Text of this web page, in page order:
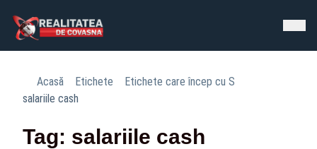
Acasă Etichete
Etichete care încep cu S
salariile cash
Tag: salariile cash